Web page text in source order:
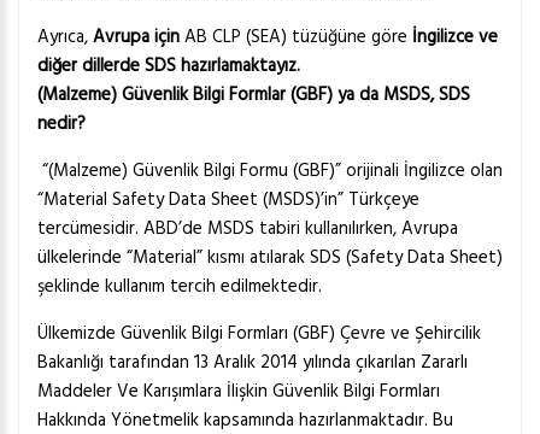
Ayrıca,Avrupa içinAB CLP (SEA) tüzüğüne göre İngilizce ve
diğer dillerde SDS hazırlamaktayız.
(Malzeme) Güvenlik Bilgi Formlar (GBF) ya da MSDS, SDS
nedir?
“(Malzeme) Güvenlik Bilgi Formu (GBF)” orijinali İngilizce olan
“Material Safety Data Sheet (MSDS)’in” Türkçeye
tercümesidir. ABD’de MSDS tabiri kullanılırken, Avrupa
ülkelerinde “Material” kısmı atılarak SDS (Safety Data Sheet)
şeklinde kullanım tercih edilmektedir.
Ülkemizde Güvenlik Bilgi Formları (GBF) Çevre ve Şehircilik
Bakanlığı tarafından 13 Aralık 2014 yılında çıkarılan Zararlı
Maddeler Ve Karışımlara İlişkin Güvenlik Bilgi Formları
Hakkında Yönetmelik kapsamında hazırlanmaktadır. Bu